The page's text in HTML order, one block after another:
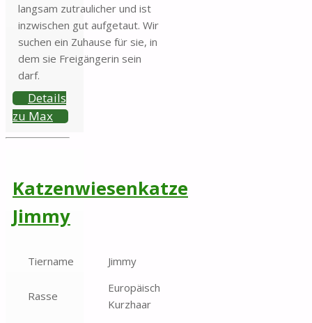
langsam zutraulicher und ist
inzwischen gut aufgetaut. Wir
suchen ein Zuhause für sie, in
dem sie Freigängerin sein
darf.
Details
zu Max
Katzenwiesenkatze
Jimmy
Tiername Jimmy
Rasse
Europäisch
Kurzhaar